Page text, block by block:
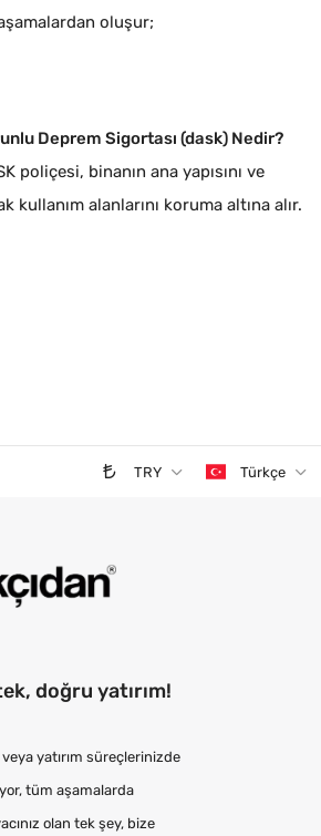
oluşur;
Deprem Sigortası (dask) Nedir?
poliçesi, binanın ana yapısını ve
kullanım alanlarını koruma altına alır.
TRY Türkçe
doğru yatırım!
yatırım süreçlerinizde
tüm aşamalarda
olan tek şey, bize